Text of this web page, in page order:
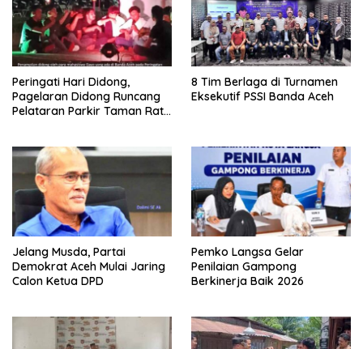
Peringati Hari Didong,
Pagelaran Didong Runcang
Pelataran Parkir Taman Ratu
8 Tim Berlaga di Turnamen
Eksekutif PSSI Banda Aceh
Jelang Musda, Partai
Demokrat Aceh Mulai Jaring
Calon Ketua DPD
Pemko Langsa Gelar
Penilaian Gampong
Berkinerja Baik 2026